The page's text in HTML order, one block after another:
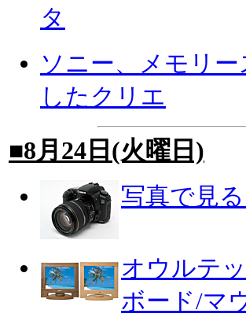
タ
ソニー、メモリ
したクリエ
■8月24日(火曜日)
写真で見
オウルテ
ボード/マ